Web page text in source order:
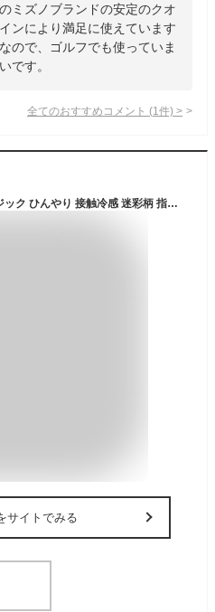
ミズノブランドの安定のクオ
ンにより満足に使えています
ので、ゴルフでも使っていま
です。
全てのおすすめコメント (1 件) >
[グンゼ] アームカバー クールマジック ひんやり 接触冷感 迷彩柄 指穴あり 2枚組 メンズ ブラック フリー
サイトでみる